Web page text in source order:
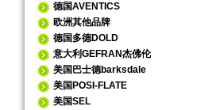
德国AVENTICS
欧洲其他品牌
德国多德DOLD
意大利GEFRAN杰佛伦
美国巴士德barksdale
美国POSI-FLATE
美国SEL